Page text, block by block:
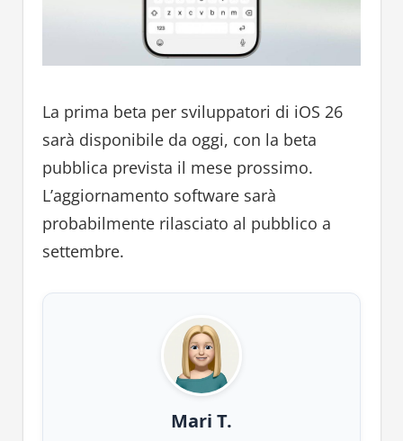
La prima beta per sviluppatori di iOS 26
sarà disponibile da oggi, con la beta
pubblica prevista il mese prossimo.
L’aggiornamento software sarà
probabilmente rilasciato al pubblico a
settembre.
Mari T.